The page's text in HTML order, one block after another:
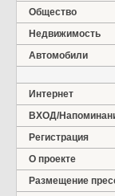
Общество
Недвижимость
Автомобили
Интернет
ВХОД/
Регистрация
О проекте
Размещение